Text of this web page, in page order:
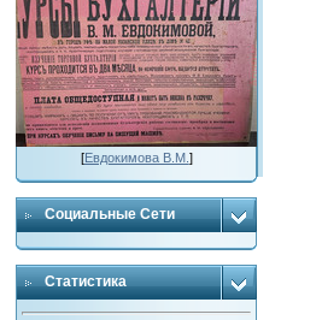
[Евдокимова В.М. ]
Социальные Сети
Статистика